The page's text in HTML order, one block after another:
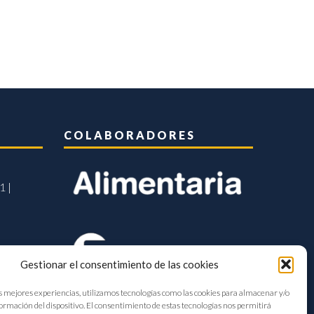
Gestionar el consentimiento de las cookies
mejores experiencias, utilizamos tecnologías como las cookies para almacenar y/o
del dispositivo. El consentimiento de estas tecnologías nos permitirá
|
COLABORADORES